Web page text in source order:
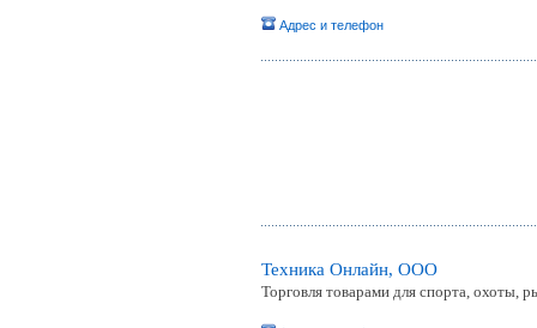
Адрес и телефон
Техника Онлайн, ООО
Торговля товарами для спорта, охоты,